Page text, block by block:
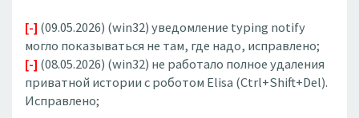
[-] (09.05.2026) (win32) уведомление typing notify
могло показываться не там, где надо, исправлено;
[-] (08.05.2026) (win32) не работало полное удаления
приватной истории с роботом Elisa (Ctrl+Shift+Del).
Исправлено;